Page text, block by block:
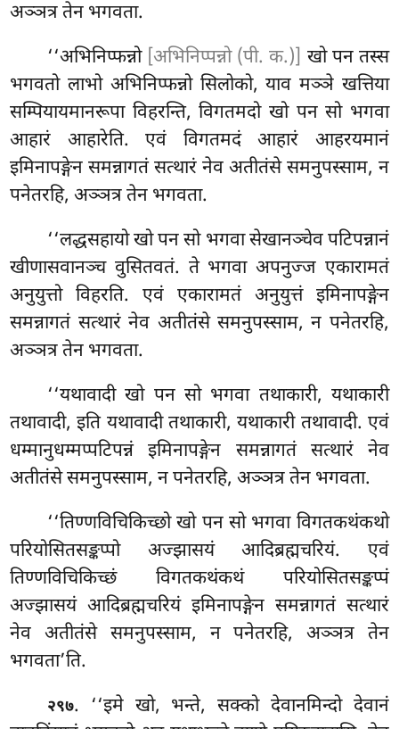
अञ्ञत्र तेन भगवता.
‘‘अभिनिप्फन्नो [अभिनिप्पन्नो (पी. क.)] खो पन तस्स
भगवतो लाभो अभिनिप्फन्नो सिलोको, याव मञ्ञे खत्तिया
सम्पियायमानरूपा विहरन्ति, विगतमदो खो पन सो भगवा
आहारं आहारेति. एवं विगतमदं आहारं आहरयमानं
इमिनापङ्गेन समन्नागतं सत्थारं नेव अतीतंसे समनुपस्साम, न
पनेतरहि, अञ्ञत्र तेन भगवता.
‘‘लद्धसहायो खो पन सो भगवा सेखानञ्चेव पटिपन्नानं
खीणासवानञ्च वुसितवतं. ते भगवा अपनुज्ज एकारामतं
अनुयुत्तो विहरति. एवं एकारामतं अनुयुत्तं इमिनापङ्गेन
समन्नागतं सत्थारं नेव अतीतंसे समनुपस्साम, न पनेतरहि,
अञ्ञत्र तेन भगवता.
‘‘यथावादीखो पन सो भगवा तथाकारी, यथाकारी
तथावादी, इति यथावादी तथाकारी, यथाकारी तथावादी. एवं
धम्मानुधम्मप्पटिपन्नं इमिनापङ्गेन समन्नागतं सत्थारं नेव
अतीतंसे समनुपस्साम, न पनेतरहि, अञ्ञत्र तेन भगवता.
‘‘तिण्णविचिकिच्छोखो पन सो भगवा विगतकथंकथो
परियोसितसङ्कप्पो अज्झासयं आदिब्रह्मचरियं. एवं
तिण्णविचिकिच्छं विगतकथंकथं परियोसितसङ्कप्पं
अज्झासयं आदिब्रह्मचरियं इमिनापङ्गेन समन्नागतं सत्थारं
नेव अतीतंसे समनुपस्साम, न पनेतरहि, अञ्ञत्र तेन
भगवता’ति.
२९७. ‘‘इमे खो, भन्ते, सक्को देवानमिन्दो देवानं